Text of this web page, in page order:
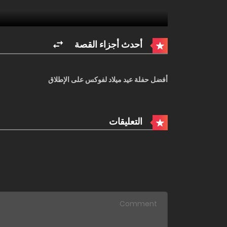
أحدث أجزاء القصة
أفضل حفلة عيد ميلاد لفوكس على الإطلاق
التعليقات